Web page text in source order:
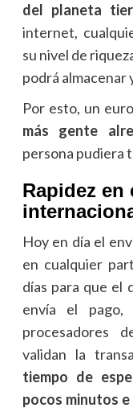
del planeta
internet,
su nivel de
podrá almacenar
Por esto, un
más gente
persona pudiera
Rapidez en
Hoy en día el
en cualquier
días para que el
envía el
procesadores
validan la
tiempo de
pocos minutos